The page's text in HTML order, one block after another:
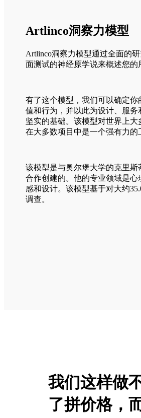
Artlinco洞察力模型
Artlinco洞察力模型通过全面的
面测试的神经原学说来概述您的
有了这个模型，我们可以确定你
值和行为，并以此为设计、服务
坚实的基础。该模型对世界上大
在大多数项目中是一个强有力的
该模型是与奥尔堡大学的克里斯
合作创建的。他的专业领域是心
感和设计。该模型基于对大约
调查。
我们这样做
了拼价格，